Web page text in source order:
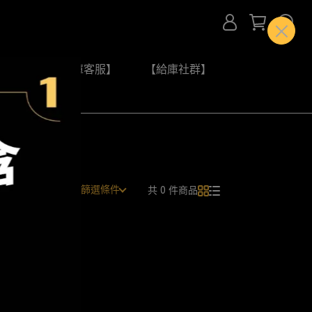
【給庫客服】 【給庫社群】
所有篩選條件 共 0 件商品